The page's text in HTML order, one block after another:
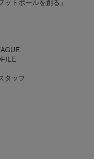
ットボールを創る」
タッフ